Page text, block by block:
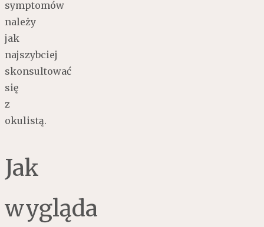
symptomów
należy
jak
najszybciej
skonsultować
się
z
okulistą.
Jak
wygląda